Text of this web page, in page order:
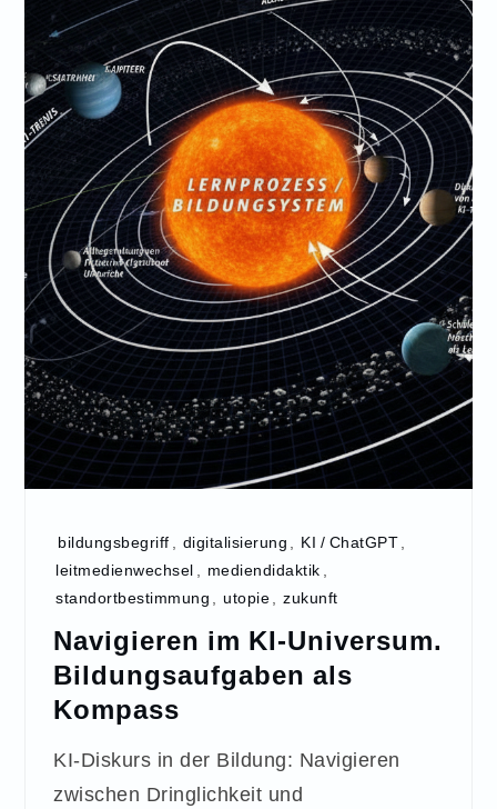
bildungsbegriff digitalisierung KI / ChatGPT
leitmedienwechsel
mediendidaktik
standortbestimmung
utopie zukunft
Navigieren im KI-Universum.
Bildungsaufgaben als
Kompass
KI-Diskurs in der Bildung: Navigieren
zwischen Dringlichkeit und